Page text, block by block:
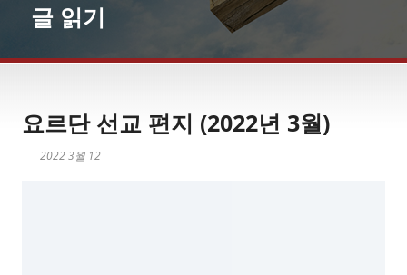
글 읽기
요르단 선교 편지 (2022년 3월)
2022 3월 12